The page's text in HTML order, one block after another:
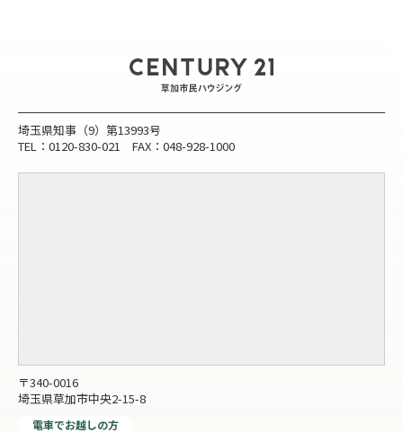
埼玉県知事（9）第13993号
TEL：0120-830-021 FAX：048-928-1000
〒340-0016
埼玉県草加市中央2-15-8
電車でお越しの方